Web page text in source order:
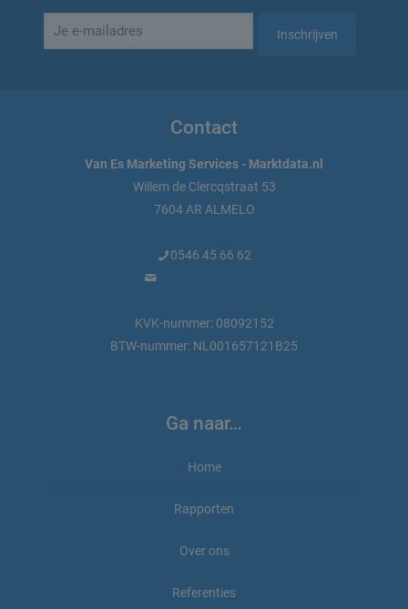
Contact
Van Es Marketing Services - Marktdata.nl
Willem de Clercqstraat 53
7604 AR ALMELO
0546 45 66 62
KVK-nummer: 08092152
BTW-nummer: NL001657121B25
Ga naar…
Home
Rapporten
Rapporten bestellen
Beauty en wellness
Rapport-voorbeeld
Over ons
Marktdata.nl
Referenties